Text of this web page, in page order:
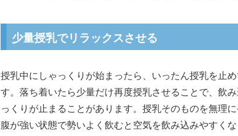
少量授乳でリラックスさせる
授乳中にしゃっくりが始まったら、いったん授乳を止
す。落ち着いたら少量だけ再度授乳させることで、飲
っくりが止まることがあります。授乳そのものを無理
腹が強い状態で勢いよく飲むと空気を飲み込みやすく